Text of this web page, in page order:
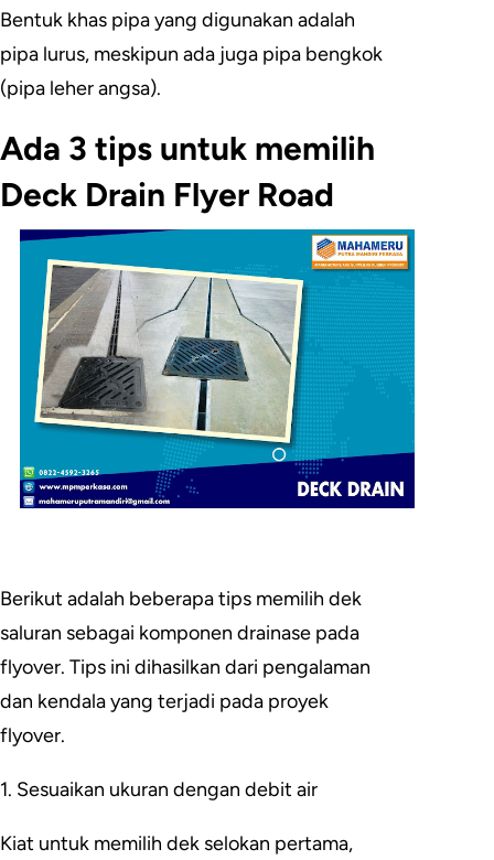
Bentuk khas pipa yang digunakan adalah
pipa lurus, meskipun ada juga pipa bengkok
(pipa leher angsa).
Ada 3 tips untuk memilih
Deck Drain Flyer Road
Berikut adalah beberapa tips memilih dek
saluran sebagai komponen drainase pada
flyover. Tips ini dihasilkan dari pengalaman
dan kendala yang terjadi pada proyek
flyover.
1. Sesuaikan ukuran dengan debit air
Kiat untuk memilih dek selokan pertama,